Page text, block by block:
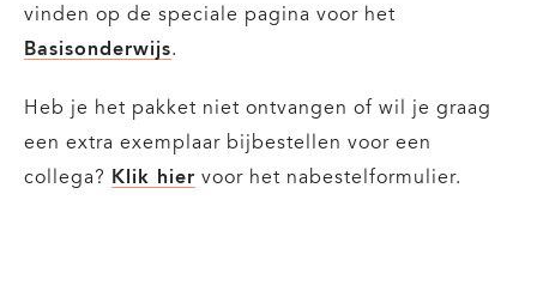
vinden op de speciale pagina voor het
Basisonderwijs.
Heb je het pakket niet ontvangen of wil je graag
een extra exemplaar bijbestellen voor een
collega?
Klik hier voor het nabestelformulier.